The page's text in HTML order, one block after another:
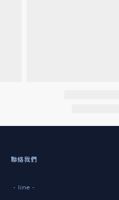
聯絡我們
- line -